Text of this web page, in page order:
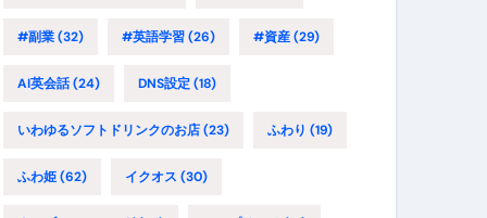
#副業(32) #英語学習(26) #資産(29)
AI英会話(24) DNS設定(18)
いわゆるソフトドリンクのお店(23) ふわり (19)
ふわ姫(62) イクオス (30)